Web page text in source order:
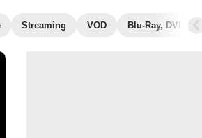
Streaming VOD Blu-Ray, DVD